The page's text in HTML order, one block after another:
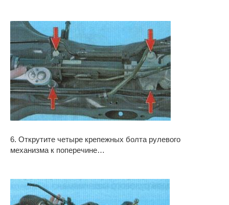
6. Открутите четыре крепежных болта рулевого
механизма к поперечине…